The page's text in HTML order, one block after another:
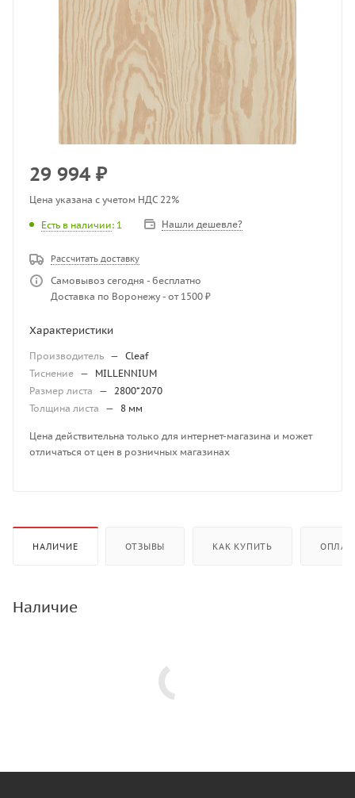
29 994 ₽
Цена указана с учетом НДС 22%
Есть в наличии: 1 Нашли дешевле?
Рассчитать доставку
Самовывоз сегодня - бесплатно
Доставка по Воронежу - от 1500 ₽
Характеристики
Производитель — Cleaf
Тиснение —
MILLENNIUM
Размер листа
— 2800*2070
Толщина листа
— 8 мм
Цена действительна только для интернет-магазина и может
отличаться от цен в розничных магазинах
НАЛИЧИЕ ОТЗЫВЫ КАК КУПИТЬ
Наличие